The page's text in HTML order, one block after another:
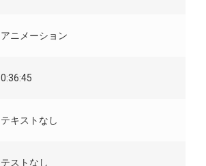
アニメーション
0:36:45
テキストなし
テストなし